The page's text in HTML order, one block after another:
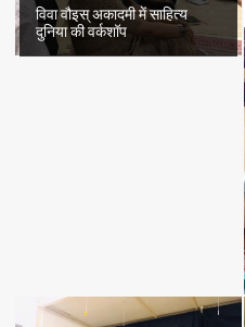
विवा वौइस् अकादमी में साहित्य
दुनिया की वर्कशॉप